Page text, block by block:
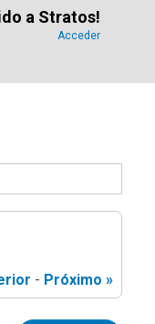
a Stratos!
Acceder
- Próximo »